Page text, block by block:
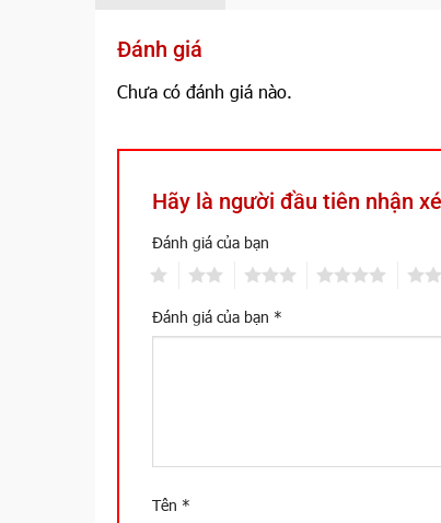
Đánh giá
Chưa có đánh giá nào.
Hãy là người đầu tiên nhận
Đánh giá của bạn
Đánh giá của bạn *
Tên *